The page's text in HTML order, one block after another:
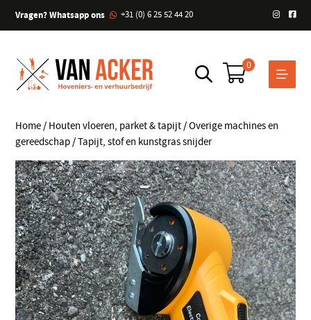
Vragen? Whatsapp ons +31 (0) 6 25 52 44 20
0
Home/ Houten vloeren, parket & tapijt/Overige machines en
gereedschap/ Tapijt, stof en kunstgras snijder